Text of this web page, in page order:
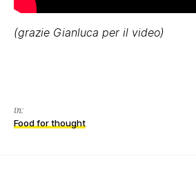
(grazie Gianluca per il video)
in:
Food for thought